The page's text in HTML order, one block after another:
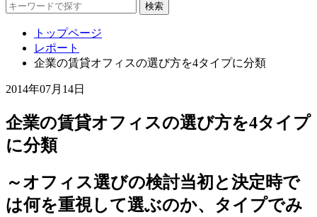
検索
トップページ
レポート
企業の賃貸オフィスの選び方を4タイプに分類
2014年07月14日
企業の賃貸オフィスの選び方を4タイプ
に分類
～オフィス選びの検討当初と決定時で
は何を重視して選ぶのか、タイプでみ